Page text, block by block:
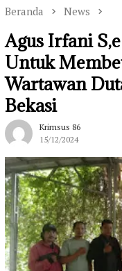
Beranda News
Agus Irfani
Untuk
Wartawan
Bekasi
Krimsus 86
15/12/2024